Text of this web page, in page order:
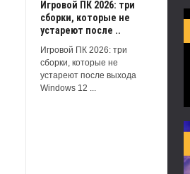
Игровой ПК 2026: три
сборки, которые не
устареют после ..
Игровой ПК 2026: три
сборки, которые не
устареют после выхода
Windows 12 ...